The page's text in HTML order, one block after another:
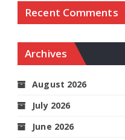
Recent Comments
Archives
August 2026
July 2026
June 2026